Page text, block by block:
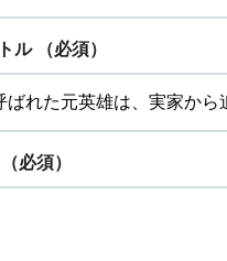
ル （必須）
（必須）